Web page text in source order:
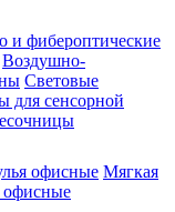
и фибероптические
Воздушно-
Световые
для сенсорной
офисные Мягкая
офисные